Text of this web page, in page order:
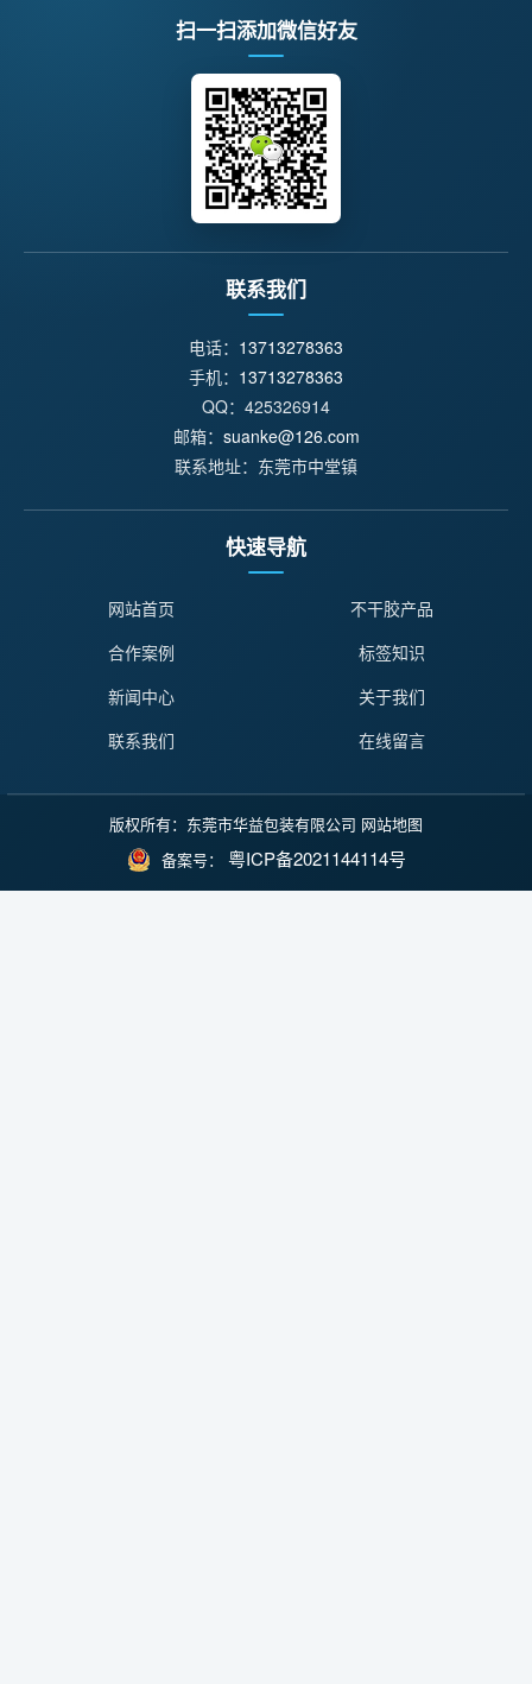
扫一扫添加微信好友
联系我们
电话： 13713278363
手机： 13713278363
QQ：425326914
邮箱： suanke@126.com
联系地址：东莞市中堂镇
快速导航
网站首页
不干胶产品
合作案例
标签知识
新闻中心
关于我们
联系我们
在线留言
版权所有：东莞市华益包装有限公司 网站地图
备案号： 粤ICP备2021144114号